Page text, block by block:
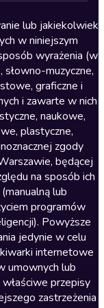
lub jakiekolwiek
w niniejszym
wyrażenia (w
słowno-muzyczne,
graficzne i
i zawarte w nich
naukowe,
plastyczne,
zgody
będącej
na sposób ich
lub
programów
Powyższe
jedynie w celu
internetowe
umownych lub
przepisy
zastrzeżenia